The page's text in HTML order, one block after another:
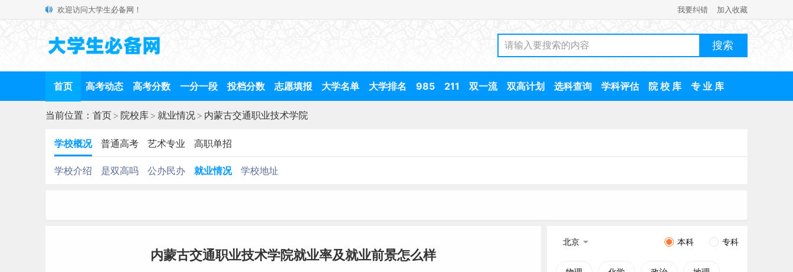
欢迎访问大学生必备网！ 我要纠错 加入收藏
首页 高考动态 高考分数 一分一段 投档分数 志愿填报 大学名单 大学排名 985 211 双一流 双高计划 选科查询 学科评估 院 校 库 专 业 库
当前位置： 首页> 院校库> 就业情况> 内蒙古交通职业技术学院
学校概况 普通高考 艺术专业 高职单招
学校介绍 是双高吗 公办民办 就业情况 学校地址
内蒙古交通职业技术学院就业率及就业前景怎么样
北京 本科 专科